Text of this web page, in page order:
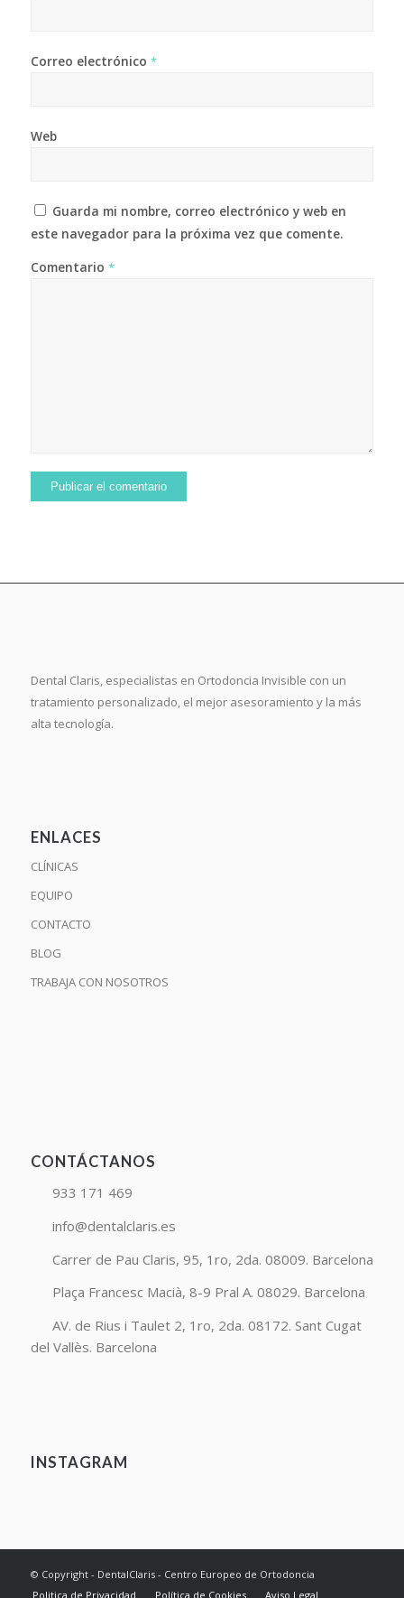
Correo electrónico *
Web
Guarda mi nombre, correo electrónico y web en
este navegador para la próxima vez que comente.
Comentario *
Dental Claris, especialistas en Ortodoncia Invisible con un
tratamiento personalizado, el mejor asesoramiento y la más
alta tecnología.
ENLACES
CLÍNICAS
EQUIPO
CONTACTO
BLOG
TRABAJA CON NOSOTROS
CONTÁCTANOS
933 171 469
info@dentalclaris.es
Carrer de Pau Claris, 95, 1ro, 2da. 08009. Barcelona
Plaça Francesc Macià, 8-9 Pral A. 08029. Barcelona
AV. de Rius i Taulet 2, 1ro, 2da. 08172. Sant Cugat
del Vallès. Barcelona
INSTAGRAM
© Copyright - DentalClaris - Centro Europeo de Ortodoncia
Politica de Privacidad
Política de Cookies Aviso Legal